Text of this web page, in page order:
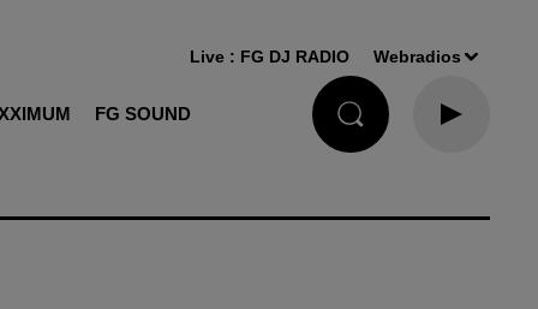
FG SOUND
Live : FG DJ RADIO Webradios